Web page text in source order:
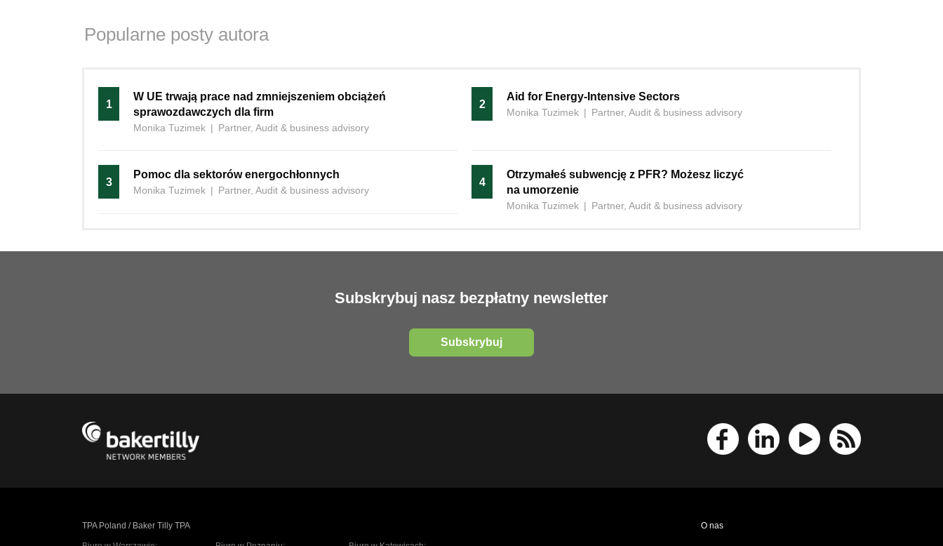
Popularne posty autora
1
W UE trwają prace nad zmniejszeniem obciążeń
sprawozdawczych dla firm
Monika Tuzimek | Partner, Audit & business advisory
2
Aid for Energy-Intensive Sectors
Monika Tuzimek | Partner, Audit & business advisory
3
Pomoc dla sektorów energochłonnych
Monika Tuzimek | Partner, Audit & business advisory
4
Otrzymałeś subwencję z PFR? Możesz liczyć
na umorzenie
Monika Tuzimek | Partner, Audit & business advisory
Subskrybuj nasz bezpłatny newsletter
Subskrybuj
TPA Poland / Baker Tilly TPA O nas